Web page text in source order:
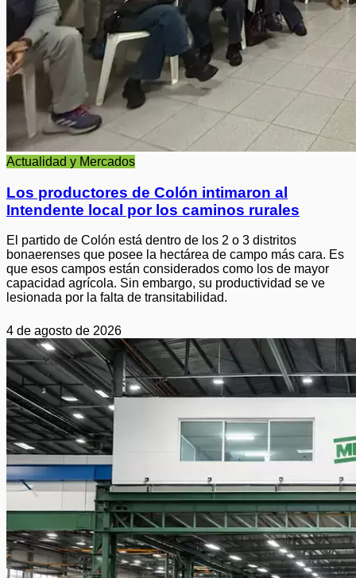
Actualidad y Mercados
Los productores de Colón intimaron al
Intendente local por los caminos rurales
El partido de Colón está dentro de los 2 o 3 distritos
bonaerenses que posee la hectárea de campo más cara. Es
que esos campos están considerados como los de mayor
capacidad agrícola. Sin embargo, su productividad se ve
lesionada por la falta de transitabilidad.
4 de agosto de 2026